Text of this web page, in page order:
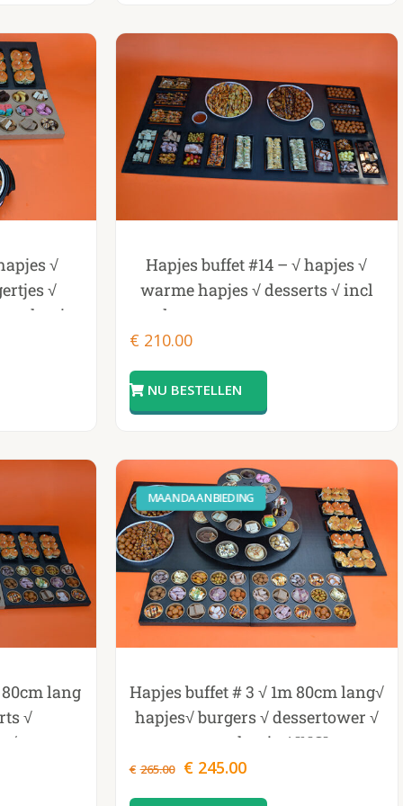
√
√
hapjes
Hapjes buffet #14 – √ hapjes √
warme hapjes √ desserts √ incl
plateau en opwarmpannen
€ 210.00
80cm lang
√
√
!
MAANDAANBIEDING
Hapjes buffet # 3 √ 1m 80cm lang√
hapjes√ burgers √ dessertower √
warme hapjes! INCL
OPWARMPANNEN
€ 265.00
Oorspronkelijke
€ 245.00Huidige